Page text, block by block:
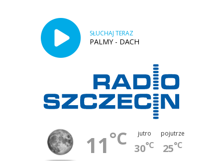
SŁUCHAJ TERAZ
PALMY - DACH
11°C jutro
30°C
pojutrze
25°C